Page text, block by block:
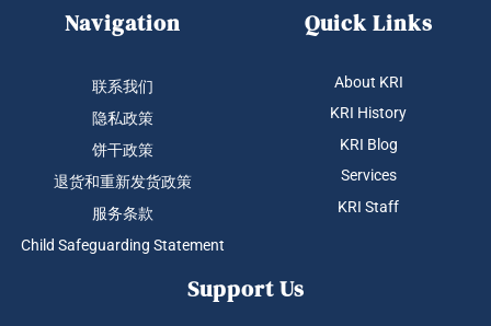
Navigation
联系我们
隐私政策
饼干政策
退货和重新发货政策
服务条款
Child Safeguarding Statement
Quick Links
About KRI
KRI History
KRI Blog
Services
KRI Staff
Support Us